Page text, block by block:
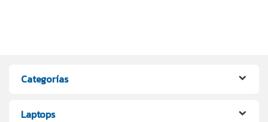
Categorías
Laptops